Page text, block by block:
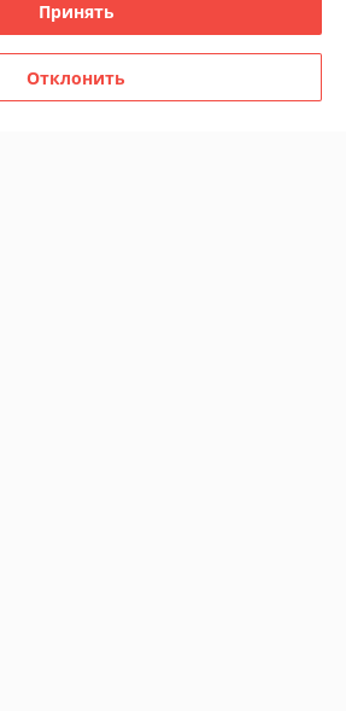
В наличии
56руб. 70 руб.
Купить
Принять
Отклонить